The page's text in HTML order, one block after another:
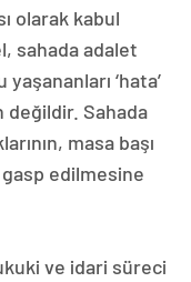
olarak kabul
sahada adalet
‘hata’
Sahada
masa başı
edilmesine
ve idari süreci